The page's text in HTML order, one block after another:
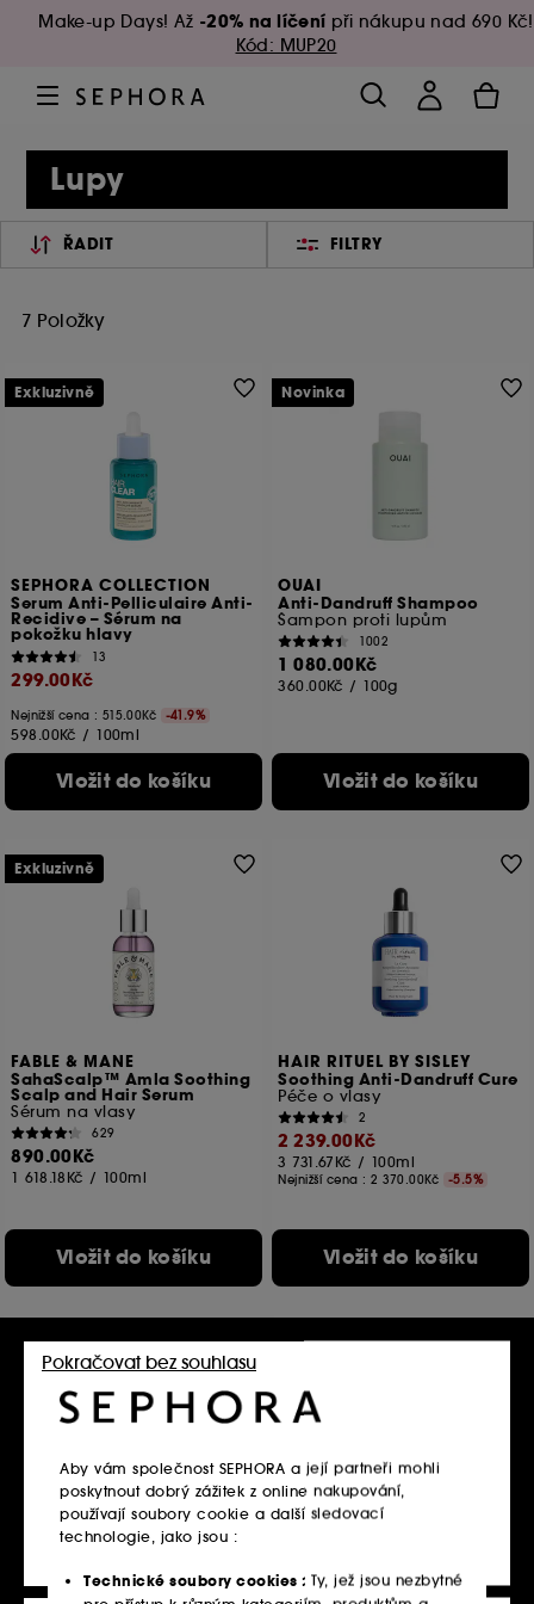
Make-up Days! Až -20% na líčení při nákupu nad 690 Kč!
Kód: MUP20
Lupy
ŘADIT FILTRY
7 Položky
SEPHORA COLLECTION
Serum Anti-Pelliculaire Anti-
Recidive – Sérum na
pokožku hlavy
13
299.00Kč
Nejnižší cena : 515.00Kč -41.9%
598.00Kč / 100ml
Vložit do košíku
Exkluzivně
OUAI
Anti-Dandruff Shampoo
Šampon proti lupům
1002
1 080.00Kč
360.00Kč / 100g
Vložit do košíku
Novinka
FABLE & MANE
SahaScalp™ Amla Soothing
Scalp and Hair Serum
Sérum na vlasy
629
890.00Kč
1 618.18Kč / 100ml
Vložit do košíku
Exkluzivně
HAIR RITUEL BY SISLEY
Soothing Anti-Dandruff Cure
Péče o vlasy
2
2 239.00Kč
3 731.67Kč / 100ml
Nejnižší cena :2 370.00Kč -5.5%
Vložit do košíku
HAIR RITUEL BY SISLEY
Shampoo
Šampon na vlasy 556
Aby vám společnost SEPHORA a její partneři mohli
poskytnout dobrý zážitek z online nakupování,
používají soubory cookie a další sledovací
technologie, jako jsou :
Technické soubory cookies : Ty, jež jsou nezbytné
Pokračovat bez souhlasu